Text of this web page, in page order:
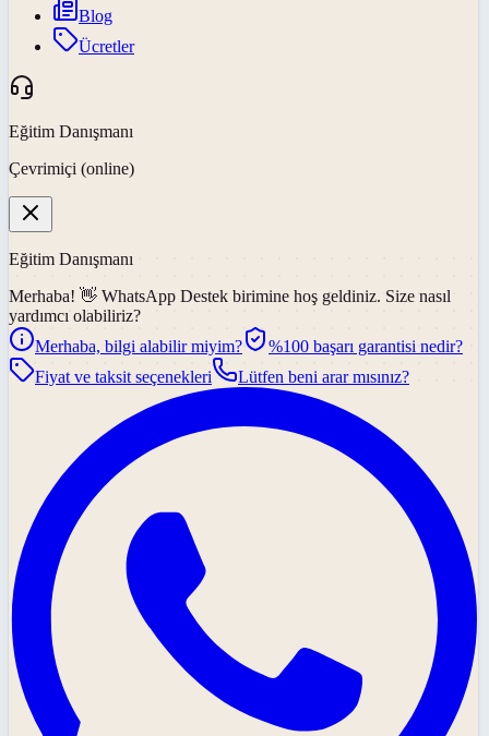
Blog
Ücretler
Eğitim Danışmanı
Çevrimiçi (online)
Eğitim Danışmanı
Merhaba! 👋 WhatsApp Destek birimine hoş geldiniz. Size nasıl
yardımcı olabiliriz?
Merhaba, bilgi alabilir miyim?
%100 başarı garantisi nedir?
Fiyat ve taksit seçenekleri
Lütfen beni arar mısınız?